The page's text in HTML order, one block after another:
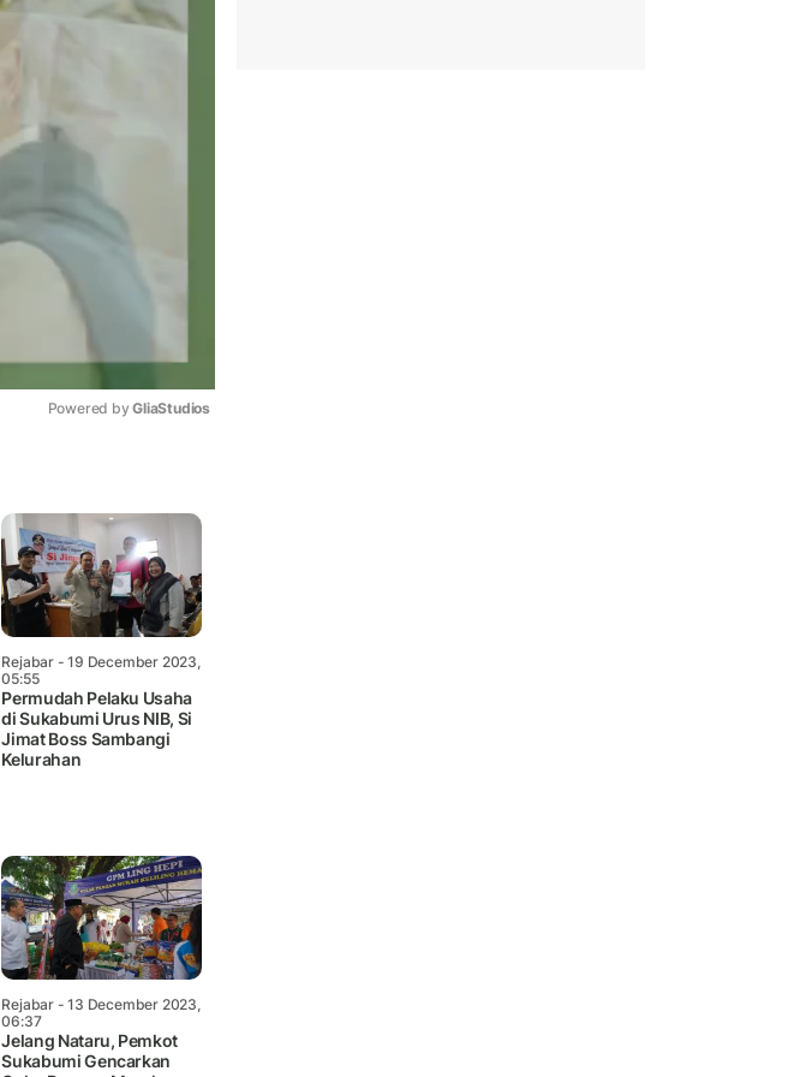
Powered by GliaStudios
Rejabar- 19 December 2023,
05:55
Permudah Pelaku Usaha
di Sukabumi Urus NIB, Si
Jimat Boss Sambangi
Kelurahan
Rejabar- 13 December 2023,
06:37
Jelang Nataru, Pemkot
Sukabumi Gencarkan